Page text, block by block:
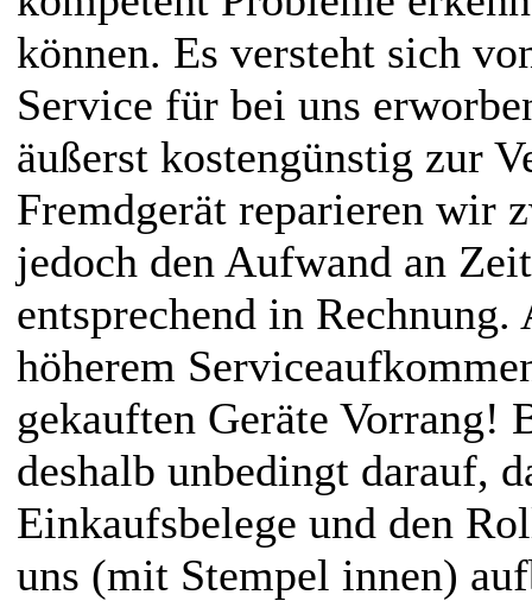
können. Es versteht sich
Service für bei uns
äußerst kostengünstig zur
Fremdgerät reparieren wir
jedoch den Aufwand an
entsprechend in Rechnung.
höherem
gekauften Geräte Vorrang!
deshalb unbedingt darauf,
Einkaufsbelege und den
uns (mit Stempel innen)